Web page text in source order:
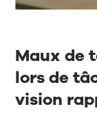
Maux de
lors de
vision